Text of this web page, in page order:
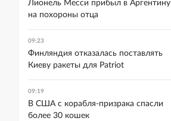
Лионель Месси прибыл в Аргентину
на похороны отца
09:23
Финляндия отказалась поставлять
Киеву ракеты для Patriot
09:19
В США с корабля-призрака спасли
более 30 кошек